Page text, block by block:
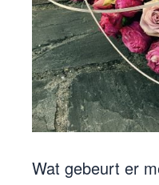
Wat gebeurt er